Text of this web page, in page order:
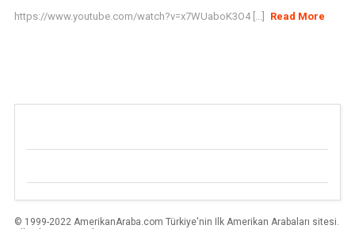
https://www.youtube.com/watch?v=x7WUaboK3O4 [...] Read More
© 1999-2022 AmerikanAraba.com Türkiye'nin Ilk Amerikan Arabaları sitesi.